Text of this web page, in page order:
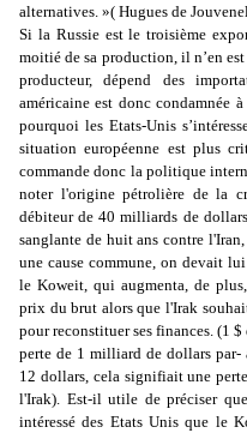
alternatives. »( Hugues de
Si la Russie est le troisième
moitié de sa production, il n’en
producteur, dépend des
américaine est donc condamnée
pourquoi les Etats-Unis
situation européenne est plus
commande donc la politique
noter l'origine pétrolière de la
débiteur de 40 milliards de
sanglante de huit ans contre
une cause commune, on devait
le Koweit, qui augmenta, de
prix du brut alors que l'Irak
pour reconstituer ses finances. (1
perte de 1 milliard de dollars
12 dollars, cela signifiait une
l'Irak). Est-il utile de préciser
intéressé des Etats Unis que le